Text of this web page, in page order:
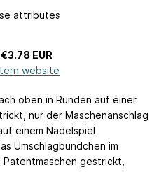
attributes
€3.78 EUR
website
oben in Runden auf einer
nur der Maschenanschlag
einem Nadelspiel
Umschlagbündchen im
gestrickt,